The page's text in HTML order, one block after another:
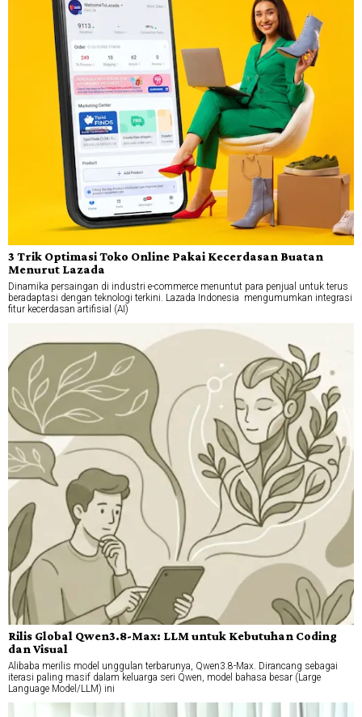
3 Trik Optimasi Toko Online Pakai Kecerdasan Buatan
Menurut Lazada
Dinamika persaingan di industri e-commerce menuntut para penjual untuk terus
beradaptasi dengan teknologi terkini. Lazada Indonesia mengumumkan integrasi
fitur kecerdasan artifisial (AI)
Rilis Global Qwen3.8-Max: LLM untuk Kebutuhan Coding
dan Visual
Alibaba merilis model unggulan terbarunya, Qwen3.8-Max. Dirancang sebagai
iterasi paling masif dalam keluarga seri Qwen, model bahasa besar (Large
Language Model/LLM) ini